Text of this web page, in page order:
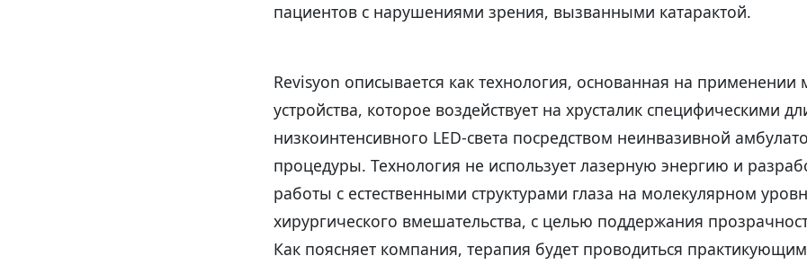
пациентов с нарушениями зрения, вызванными катарактой.
Revisyon описывается как технология, основанная на применении
устройства, которое воздействует на хрусталик специфическими
низкоинтенсивного LED-света посредством неинвазивной
процедуры. Технология не использует лазерную энергию и
работы с естественными структурами глаза на молекулярном
хирургического вмешательства, с целью поддержания
Как поясняет компания, терапия будет проводиться